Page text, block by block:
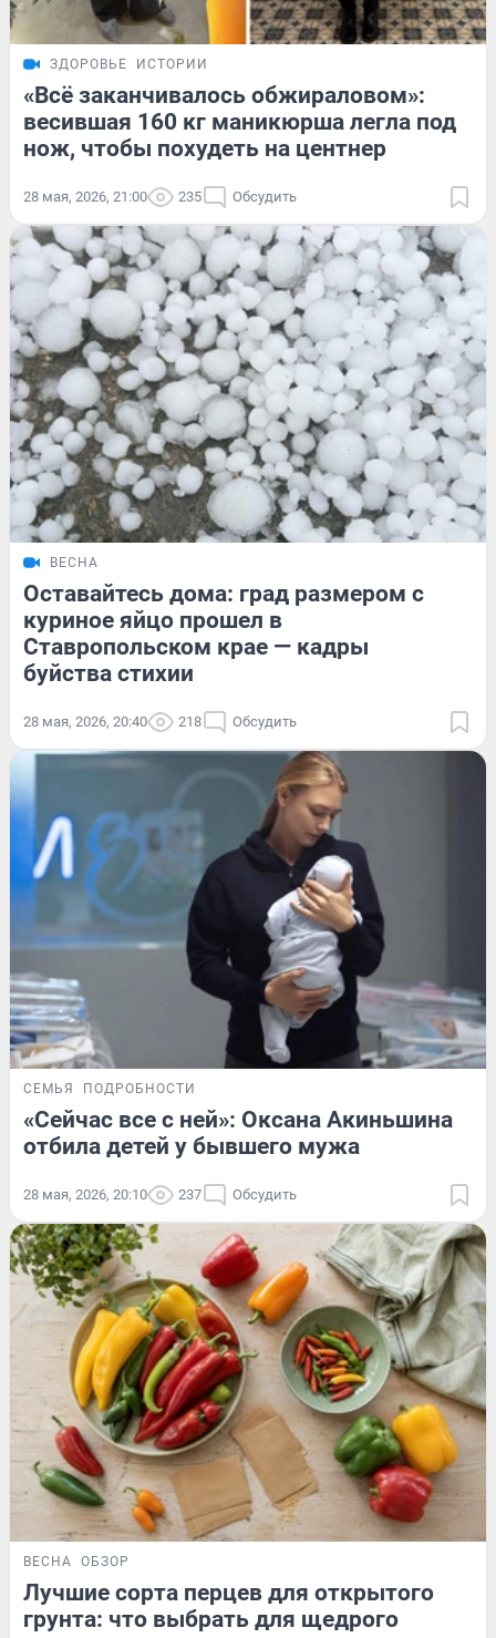
ЗДОРОВЬЕ ИСТОРИИ
«Всё заканчивалось обжираловом»:
весившая 160 кг маникюрша легла под
нож, чтобы похудеть на центнер
28 мая, 2026, 21:00 235 Обсудить
ВЕСНА
Оставайтесь дома: град размером с
куриное яйцо прошел в
Ставропольском крае — кадры
буйства стихии
28 мая, 2026, 20:40 218 Обсудить
СЕМЬЯ ПОДРОБНОСТИ
«Сейчас все с ней»: Оксана Акиньшина
отбила детей у бывшего мужа
28 мая, 2026, 20:10 237 Обсудить
ВЕСНА ОБЗОР
Лучшие сорта перцев для открытого
грунта: что выбрать для щедрого